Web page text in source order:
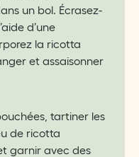
un bol. Écrasez-
d’une
la ricotta
et assaisonner
tartiner les
de ricotta
garnir avec des